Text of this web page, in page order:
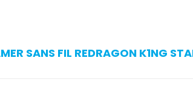
SANS FIL REDRAGON K1NG